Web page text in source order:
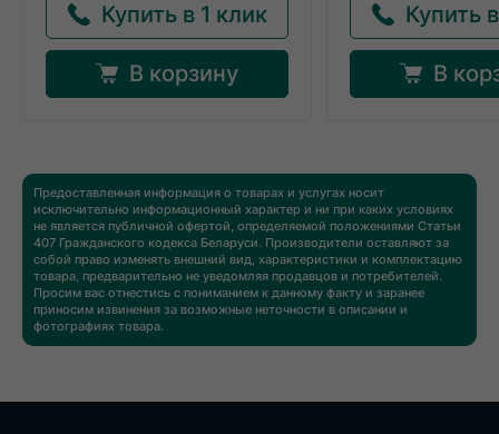
Купить в 1 клик
В корзину
Купить
В
Предоставленная информация о товарах и услугах носит
исключительно информационный характер и ни при каких условиях
не является публичной офертой, определяемой положениями Статьи
407 Гражданского кодекса Беларуси. Производители оставляют за
собой право изменять внешний вид, характеристики и комплектацию
товара, предварительно не уведомляя продавцов и потребителей.
Просим вас отнестись с пониманием к данному факту и заранее
приносим извинения за возможные неточности в описании и
фотографиях товара.